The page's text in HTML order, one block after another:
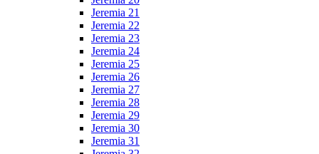
Jeremia 21
Jeremia 22
Jeremia 23
Jeremia 24
Jeremia 25
Jeremia 26
Jeremia 27
Jeremia 28
Jeremia 29
Jeremia 30
Jeremia 31